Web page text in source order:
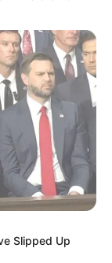
DO